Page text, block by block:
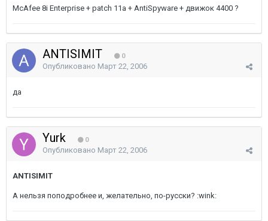
McAfee 8i Enterprise + patch 11a + AntiSpyware + движок 4400 ?
ANTISIMIT 0
Опубликовано Март 22, 2006
да
Yurk 0
Опубликовано Март 22, 2006
ANTISIMIT
А нельзя поподробнее и, желательно, по-русски? :wink: